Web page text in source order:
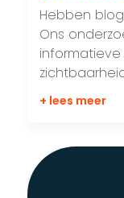
Hebben
Ons
+ lees meer